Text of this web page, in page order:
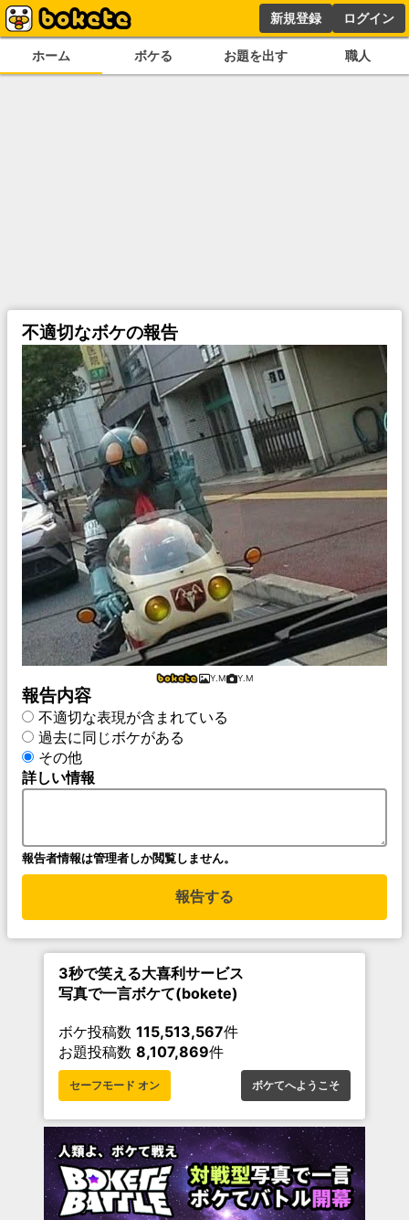
新規登録 ログイン
ホーム ボケる お題を出す 職人
不適切なボケの報告
Y.M Y.M
報告内容
不適切な表現が含まれている
過去に同じボケがある
その他
詳しい情報
報告者情報は管理者しか閲覧しません。
報告する
3秒で笑える大喜利サービス
写真で一言ボケて(bokete)
ボケ投稿数 115,513,567件
お題投稿数 8,107,869件
セーフモード オン ボケてへようこそ